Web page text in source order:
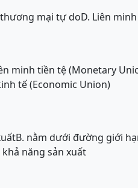
thương mại tự doD. Liên
minh tiền tệ (Monetary
tế (Economic Union)
B. nằm dưới đường giới
năng sản xuất